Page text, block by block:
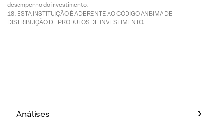
desempenho do investimento.
ESTA INSTITUIÇÃO É ADERENTE AO CÓDIGO ANBIMA DE
DISTRIBUIÇÃO DE PRODUTOS DE INVESTIMENTO.
Análises